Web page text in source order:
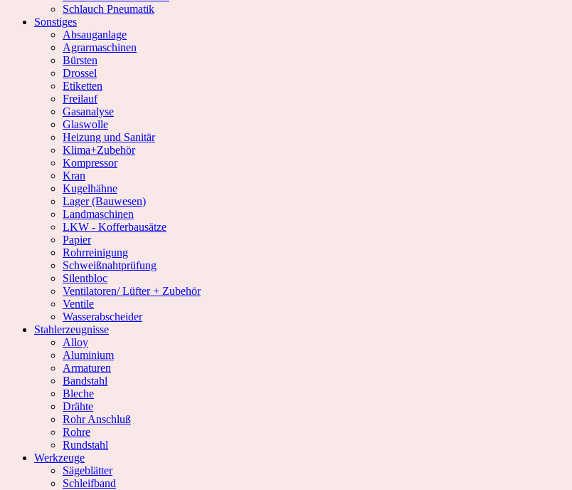
Schlauch Pneumatik
Sonstiges
Absauganlage
Agrarmaschinen
Bürsten
Drossel
Etiketten
Freilauf
Gasanalyse
Glaswolle
Heizung und Sanitär
Klima+Zubehör
Kompressor
Kran
Kugelhähne
Lager (Bauwesen)
Landmaschinen
LKW - Kofferbausätze
Papier
Rohrreinigung
Schweißnahtprüfung
Silentbloc
Ventilatoren/ Lüfter + Zubehör
Ventile
Wasserabscheider
Stahlerzeugnisse
Alloy
Aluminium
Armaturen
Bandstahl
Bleche
Drähte
Rohr Anschluß
Rohre
Rundstahl
Werkzeuge
Sägeblätter
Schleifband